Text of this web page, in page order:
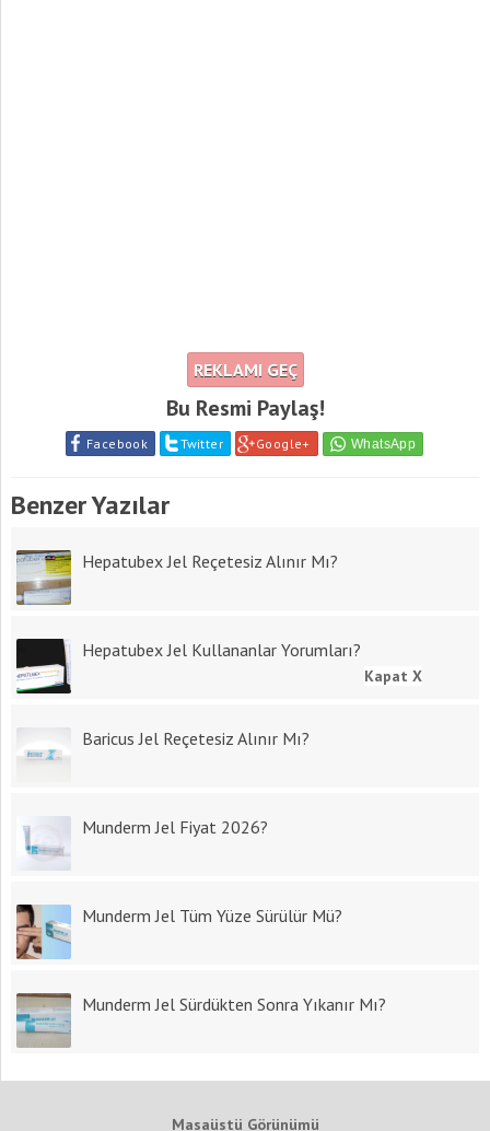
REKLAMI GEÇ
Bu Resmi Paylaş!
Facebook Twitter Google+
Benzer Yazılar
Hepatubex Jel Reçetesiz Alınır Mı?
Hepatubex Jel Kullananlar Yorumları?
Baricus Jel Reçetesiz Alınır Mı?
Munderm Jel Fiyat 2026?
Munderm Jel Tüm Yüze Sürülür Mü?
Munderm Jel Sürdükten Sonra Yıkanır Mı?
Masaüstü Görünümü
Kapat X